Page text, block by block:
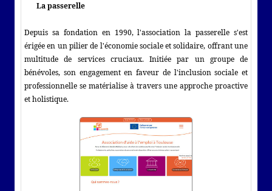
La passerelle
Depuis sa fondation en 1990, l'association la passerelle s'est
érigée en un pilier de l'économie sociale et solidaire, offrant une
multitude de services cruciaux. Initiée par un groupe de
bénévoles, son engagement en faveur de l'inclusion sociale et
professionnelle se matérialise à travers une approche proactive
et holistique.